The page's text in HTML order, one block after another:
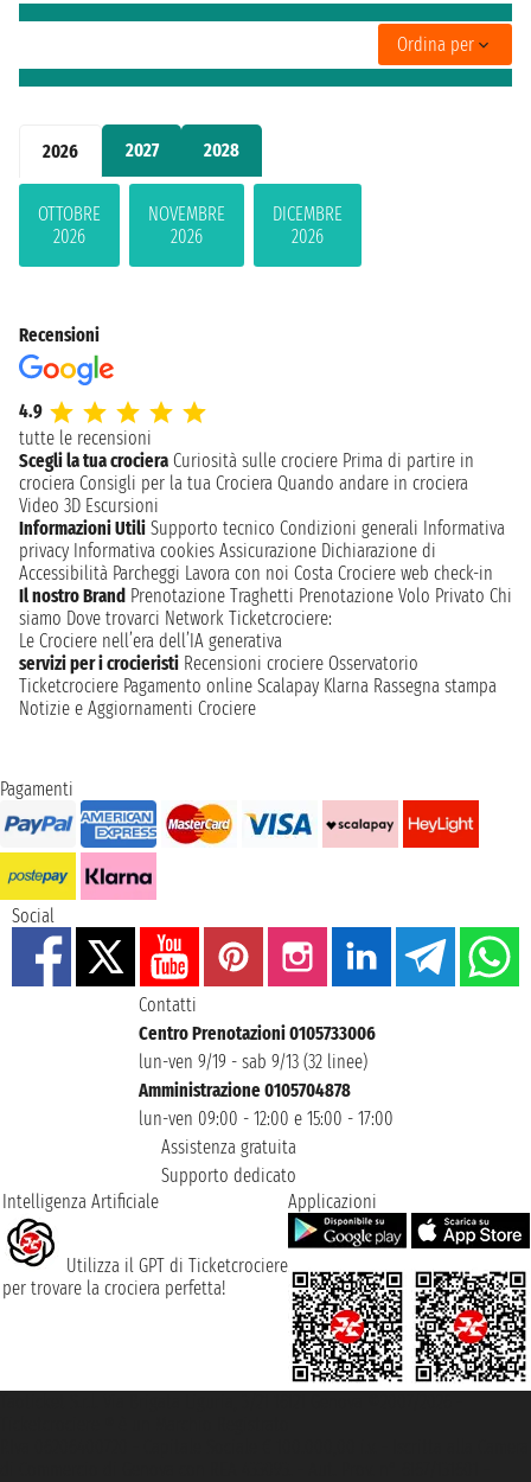
2026 2027 2028
OTTOBRE
2026
NOVEMBRE
2026
DICEMBRE
2026
Ordina per
Recensioni
4.9
tutte le recensioni
Scegli la tua crociera Curiosità sulle crociere Prima di partire in
crociera Consigli per la tua Crociera Quando andare in crociera
Video 3D Escursioni
Informazioni Utili Supporto tecnico Condizioni generali Informativa
privacy Informativa cookies Assicurazione Dichiarazione di
Accessibilità Parcheggi Lavora con noi Costa Crociere web check-in
Il nostro Brand Prenotazione Traghetti Prenotazione Volo Privato Chi
siamo Dove trovarci Network Ticketcrociere:
Le Crociere nell’era dell’IA generativa
servizi per i crocieristi Recensioni crociere Osservatorio
Ticketcrociere Pagamento online Scalapay Klarna Rassegna stampa
Notizie e Aggiornamenti Crociere
Pagamenti
Social
Contatti
Centro Prenotazioni 0105733006
lun-ven 9/19 - sab 9/13 (32 linee)
Amministrazione 0105704878
lun-ven 09:00 - 12:00 e 15:00 - 17:00
Assistenza gratuita
Supporto dedicato
Intelligenza Artificiale
Utilizza il GPT di Ticketcrociere
per trovare la crociera perfetta!
Applicazioni